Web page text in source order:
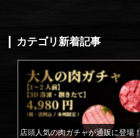
(更
新
月
カテゴリ新着記事
店頭人気の肉ガチャが通販に登場！